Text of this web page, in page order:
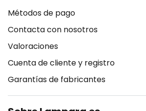
Métodos de pago
Contacta con nosotros
Valoraciones
Cuenta de cliente y registro
Garantías de fabricantes